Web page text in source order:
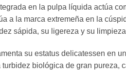
en la pulpa líquida actúa
a la marca extremeña en la
sápida, su ligereza y su
su estatus delicatessen en
turbidez biológica de gran